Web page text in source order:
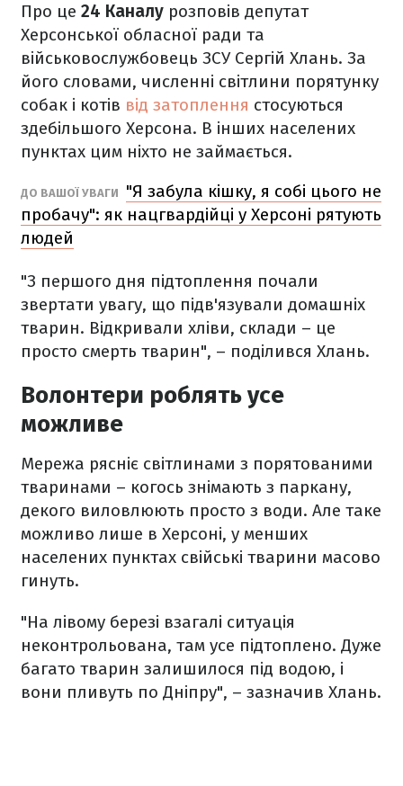
Про це 24 Каналу розповів депутат
Херсонської обласної ради та
військовослужбовець ЗСУ Сергій Хлань. За
його словами, численні світлини порятунку
собак і котів від затоплення стосуються
здебільшого Херсона. В інших населених
пунктах цим ніхто не займається.
ДО ВАШОЇ УВАГИ
"Я забула кішку, я собі цього не
пробачу": як нацгвардійці у Херсоні рятують
людей
"З першого дня підтоплення почали
звертати увагу, що підв'язували домашніх
тварин. Відкривали хліви, склади – це
просто смерть тварин", – поділився Хлань.
Волонтери роблять усе
можливе
Мережа рясніє світлинами з порятованими
тваринами – когось знімають з паркану,
декого виловлюють просто з води. Але таке
можливо лише в Херсоні, у менших
населених пунктах свійські тварини масово
гинуть.
"На лівому березі взагалі ситуація
неконтрольована, там усе підтоплено. Дуже
багато тварин залишилося під водою, і
вони пливуть по Дніпру", – зазначив Хлань.